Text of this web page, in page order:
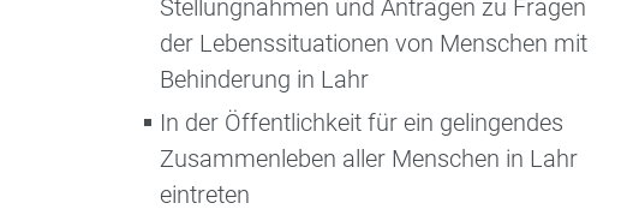
Stellungnahmen und Anträgen zu Fragen
der Lebenssituationen von Menschen mit
Behinderung in Lahr
In der Öffentlichkeit für ein gelingendes
Zusammenleben aller Menschen in Lahr
eintreten